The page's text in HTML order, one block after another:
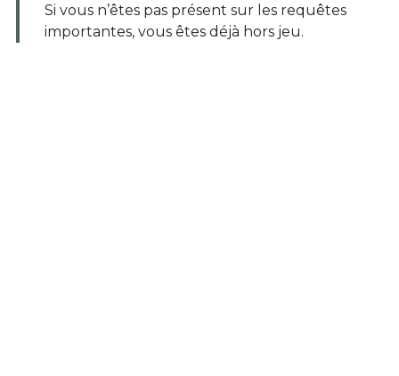
Si vous n’êtes pas présent sur les requêtes
importantes, vous êtes déjà hors jeu.